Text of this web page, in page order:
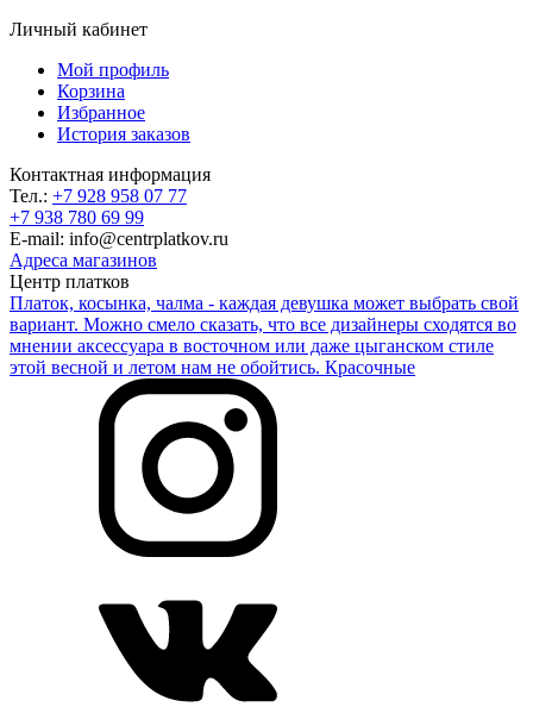
Личный кабинет
Мой профиль
Корзина
Избранное
История заказов
Контактная информация
Тел.: +7 928 958 07 77
+7 938 780 69 99
E-mail: info@centrplatkov.ru
Адреса магазинов
Центр платков
Платок, косынка, чалма - каждая девушка может выбрать свой
вариант. Можно смело сказать, что все дизайнеры сходятся во
мнении аксессуара в восточном или даже цыганском стиле
этой весной и летом нам не обойтись. Красочные